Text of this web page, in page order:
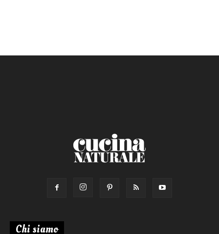
Chi siamo